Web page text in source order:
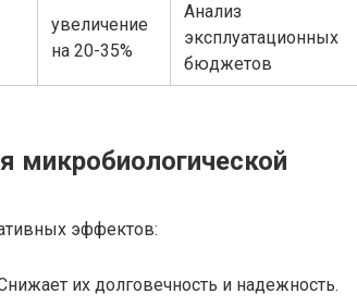
увеличение
на 20-35%
Анализ
эксплуатационных
бюджетов
микробиологической
эффектов:
их долговечность и надежность.